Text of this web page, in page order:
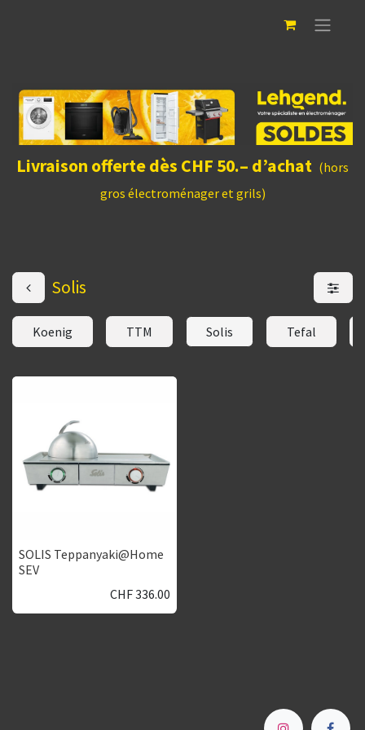
Livraison offerte dès CHF 50.– d’achat (hors
gros électroménager et grils)
Solis
Koenig TTM Solis Tefal
SOLIS Teppanyaki@Home
SEV
CHF336.00